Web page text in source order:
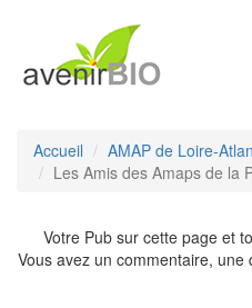
Accueil AMAP de Loire-
Les Amis des Amaps de la
Votre Pub sur cette page et
Vous avez un commentaire, une